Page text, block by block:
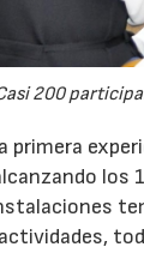
200
los